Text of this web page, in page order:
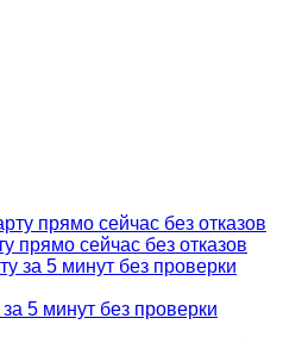
прямо сейчас без отказов
5 минут без проверки